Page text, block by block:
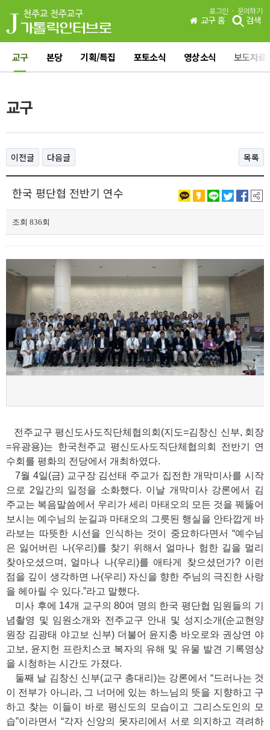
로그인 · 문의하기
교구 홈 검색
교구 본당 기획/특집 포토소식 영상소식 보도자료
교구
이전글 다음글 목록
한국 평단협 전반기 연수
조회 836회
전주교구 평신도사도직단체협의회 (지도=김창신 신부, 회장
=유광용)는 한국천주교 평신도사도직단체협의회 전반기 연
수회를 평화의 전당에서 개최하였다.
7월 4일(금) 교구장 김선태 주교가 집전한 개막미사를 시작
으로 2일간의 일정을 소화했다. 이날 개막미사 강론에서 김
주교는 복음말씀에서 우리가 세리 마태오의 모든 것을 꿰뚫어
보시는 예수님의 눈길과 마태오의 그릇된 행실을 안타깝게 바
라보는 따뜻한 시선을 인식하는 것이 중요하다면서 “예수님
은 잃어버린 나(우리 )를 찾기 위해서 얼마나 험한 길을 멀리
찾아오셨으며 , 얼마나 나(우리 )를 애타게 찾으셨던가? 이런
점을 깊이 생각하면 나(우리 ) 자신을 향한 주님의 극진한 사랑
을 헤아릴 수 있다.”라고 말했다.
미사 후에 14개 교구의80여 명의 한국 평단협 임원들의 기
념촬영 및 임원소개와 전주교구 안내 및 성지소개 (순교현양
원장 김광태 야고보 신부) 더불어 윤지충 바오로와 권상연 야
고보 , 윤지헌 프란치스코 복자의 유해 및 유물 발견 기록영상
을 시청하는 시간도 가졌다.
둘째 날 김창신 신부(교구 총대리)는 강론에서 “드러나는 것
이 전부가 아니라, 그 너머에 있는 하느님의 뜻을 지향하고 구
하고 찾는 이들이 바로 평신도의 모습이고 그리스도인의 모
습”이라면서 “각자 신앙의 못자리에서 서로 의지하고 격려하